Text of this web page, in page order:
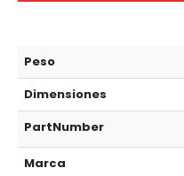
Peso
Dimensiones
PartNumber
Marca